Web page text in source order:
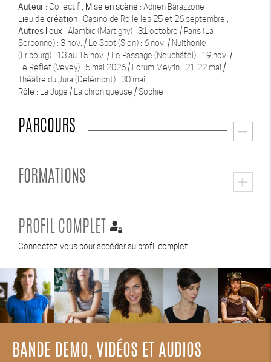
Auteur : Collectif , Mise en scène : Adrien Barazzone
Lieu de création : Casino de Rolle les 25 et 26 septembre ,
Autres lieux : Alambic (Martigny) : 31 octobre / Paris (La
Sorbonne) : 3 nov. / Le Spot (Sion) : 6 nov. / Nuithonie
(Fribourg) : 13 au 15 nov. / Le Passage (Neuchâtel) : 19 nov. /
Le Reflet (Vevey) : 5 mai 2026 / Forum Meyrin : 21-22 mai /
Théâtre du Jura (Delémont) : 30 mai
Rôle : La Juge / La chroniqueuse / Sophie
PARCOURS remove
FORMATIONS add
PROFIL COMPLET
Connectez-vous pour accéder au profil complet
BANDE DEMO, VIDÉOS ET AUDIOS